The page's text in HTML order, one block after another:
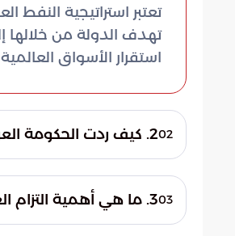
تعتبر استراتيجية
تهدف الدولة من خلالها
استقرار الأسواق
022. كيف ردت الحكومة العراقية على شائعات الانسحاب من منظمة أوبك؟
الشائعات التي تلمح إلى
بضرورة التعاون
033. ما هي أهمية التزام العراق بقرارات منظمة أوبك على الصعيد العالمي؟